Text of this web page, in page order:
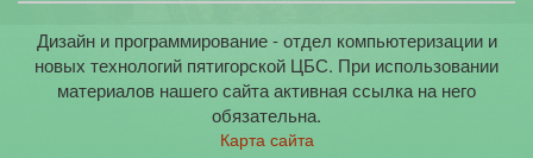
Дизайн и программирование - отдел компьютеризации и
новых технологий пятигорской ЦБС. При использовании
материалов нашего сайта активная ссылка на него
обязательна.
Карта сайта